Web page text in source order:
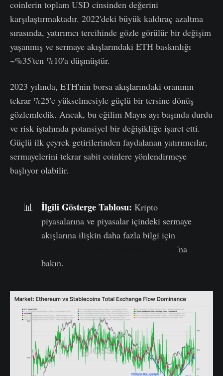
coinlerin toplam USD cinsinden değerini
karşılaştırmaktadır. 2022'deki büyük kaldıraç azaltma
sırasında, yatırımcı tercihinde gözle görülür bir değişim
yaşanmış ve sermaye akışlarındaki ETH baskınlığı
~%35'ten %10'a düşmüştür.
2023 yılında, ETH'nin borsa akışlarındaki oranının
tekrar %25'e yükselmesiyle güçlü bir tersine dönüş
gözlemledik. Ancak, bu eğilim Mayıs ayı başında durdu
ve risk iştahında potansiyel bir değişikliğe işaret etti.
Güçlü ilk çeyrek getirilerinden faydalanan yatırımcılar,
sermayelerini tekrar sabit coinlere yönlendirmeye
başlıyor olabilir.
📊 İlgili Gösterge Tablosu: Kripto
piyasalarına ve piyasalar içindeki sermaye
akışlarına ilişkin daha fazla bilgi için
'na
bakın.